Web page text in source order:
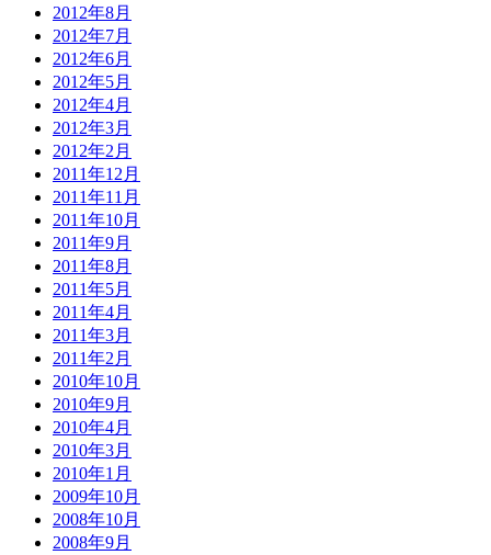
2012年8月
2012年7月
2012年6月
2012年5月
2012年4月
2012年3月
2012年2月
2011年12月
2011年11月
2011年10月
2011年9月
2011年8月
2011年5月
2011年4月
2011年3月
2011年2月
2010年10月
2010年9月
2010年4月
2010年3月
2010年1月
2009年10月
2008年10月
2008年9月